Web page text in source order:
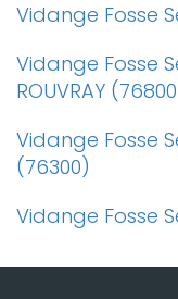
Vidange Fosse
Vidange Fosse
ROUVRAY
Vidange Fosse
(76300)
Vidange Fosse